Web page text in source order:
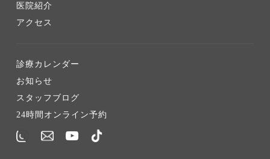
医院紹介
アクセス
診療カレンダー
お知らせ
スタッフブログ
24時間オンライン予約